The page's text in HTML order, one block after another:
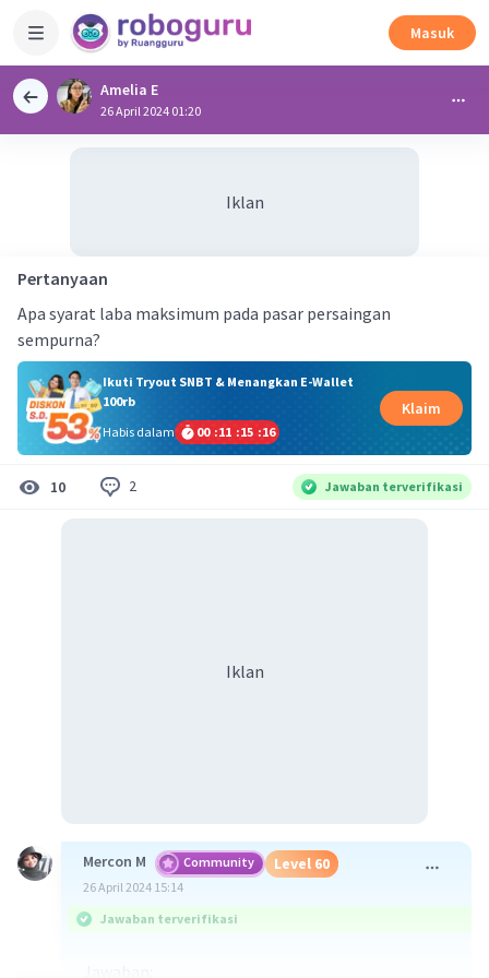
Masuk
Amelia E
26 April 2024 01:20
Iklan
Pertanyaan
Apa syarat laba maksimum pada pasar persaingan
sempurna?
Ikuti Tryout SNBT & Menangkan E-Wallet
100rb
Habis dalam
00 :11 :15 :15
Klaim
10 2 Jawaban terverifikasi
Iklan
Mercon M Community Level 60
26 April 2024 15:14
Jawaban terverifikasi